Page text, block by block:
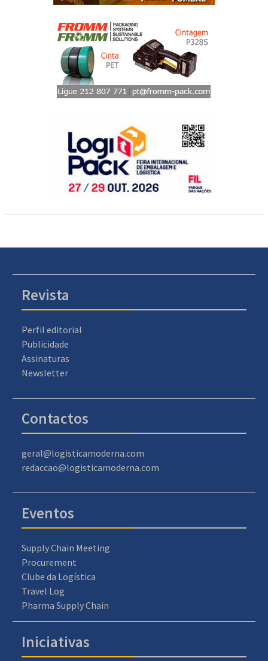
Revista
Perfil editorial
Publicidade
Assinaturas
Newsletter
Contactos
geral@logisticamoderna.com
redaccao@logisticamoderna.com
Eventos
Supply Chain Meeting
Procurement
Clube da Logística
Travel Log
Pharma Supply Chain
Iniciativas